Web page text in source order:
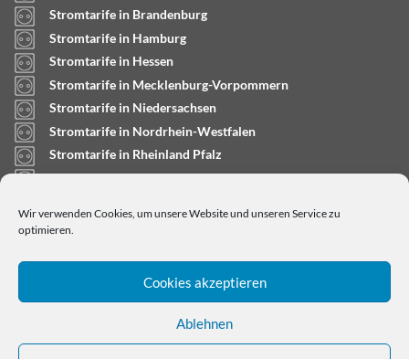
Wir verwenden Cookies, um unsere Website und unseren Service zu
optimieren.
Cookies akzeptieren
Ablehnen
Stromtarife in Brandenburg
Stromtarife in Hamburg
Stromtarife in Hessen
Stromtarife in Mecklenburg-Vorpommern
Stromtarife in Niedersachsen
Stromtarife in Nordrhein-Westfalen
Stromtarife in Rheinland Pfalz
Stromtarife in Saarland
Stromtarife in Schleswig-Holstein